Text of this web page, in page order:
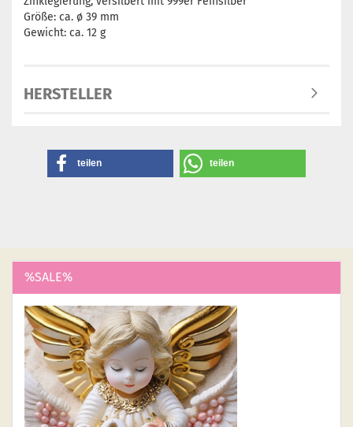
Größe: ca. ø 39 mm
Gewicht: ca. 12 g
HERSTELLER
teilen teilen
%SALE%